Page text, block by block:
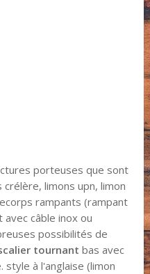
porteuses que sont
limons upn, limon
rampants (rampant
câble inox ou
possibilités de
tournant bas avec
à l'anglaise (limon